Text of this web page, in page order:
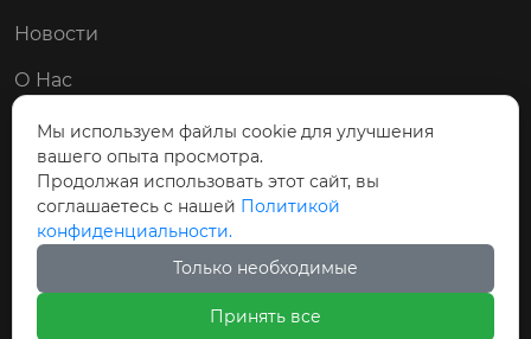
Новости
О Нас
Контакты
Мы в соц. сетях:
 
Мы используем файлы cookie для улучшения
вашего опыта просмотра.
Продолжая использовать этот сайт, вы
соглашаетесь с нашей Политикой
конфиденциальности.
Только необходимые
Принять все